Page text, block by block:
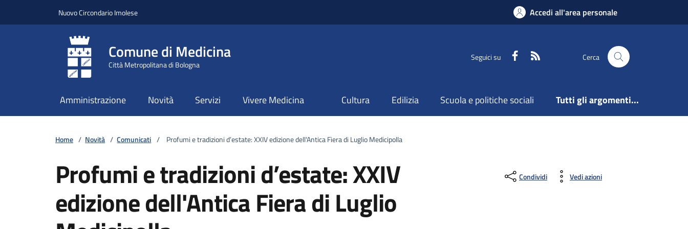
Nuovo Circondario Imolese Accedi all'area personale
Comune di Medicina
Città Metropolitana di Bologna
Seguici su Facebook Cerca
Amministrazione Novità Servizi Vivere Medicina Cultura Edilizia Scuola e politiche sociali Tutti gli argomenti...
Home / Novità / Comunicati / Profumi e tradizioni d’estate: XXIV edizione dell'Antica Fiera di Luglio Medicipolla
Profumi e tradizioni d’estate: XXIV
edizione dell'Antica Fiera di Luglio
Condividi Vedi azioni